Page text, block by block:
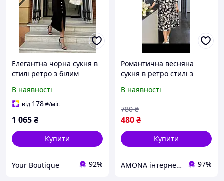
Елегантна чорна сукня в
стилі ретро з білим
Арт. 297
В наявності
від 178₴/міс
1 065₴
Купити
Your Boutique 92%
Романтична весняна
сукня в ретро стилі з
подолом, батал великі
В наявності
480₴
780 ₴
Купити
AMONA інтернет-магазин модного одягу 97%